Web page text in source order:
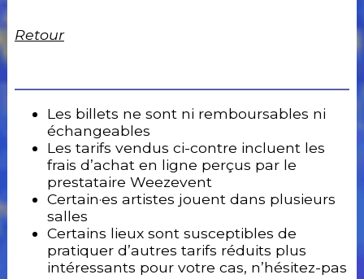
Retour
Les billets ne sont ni remboursables ni
échangeables
Les tarifs vendus ci-contre incluent les
frais d’achat en ligne perçus par le
prestataire Weezevent
Certain·es artistes jouent dans plusieurs
salles
Certains lieux sont susceptibles de
pratiquer d’autres tarifs réduits plus
intéressants pour votre cas, n’hésitez-pas